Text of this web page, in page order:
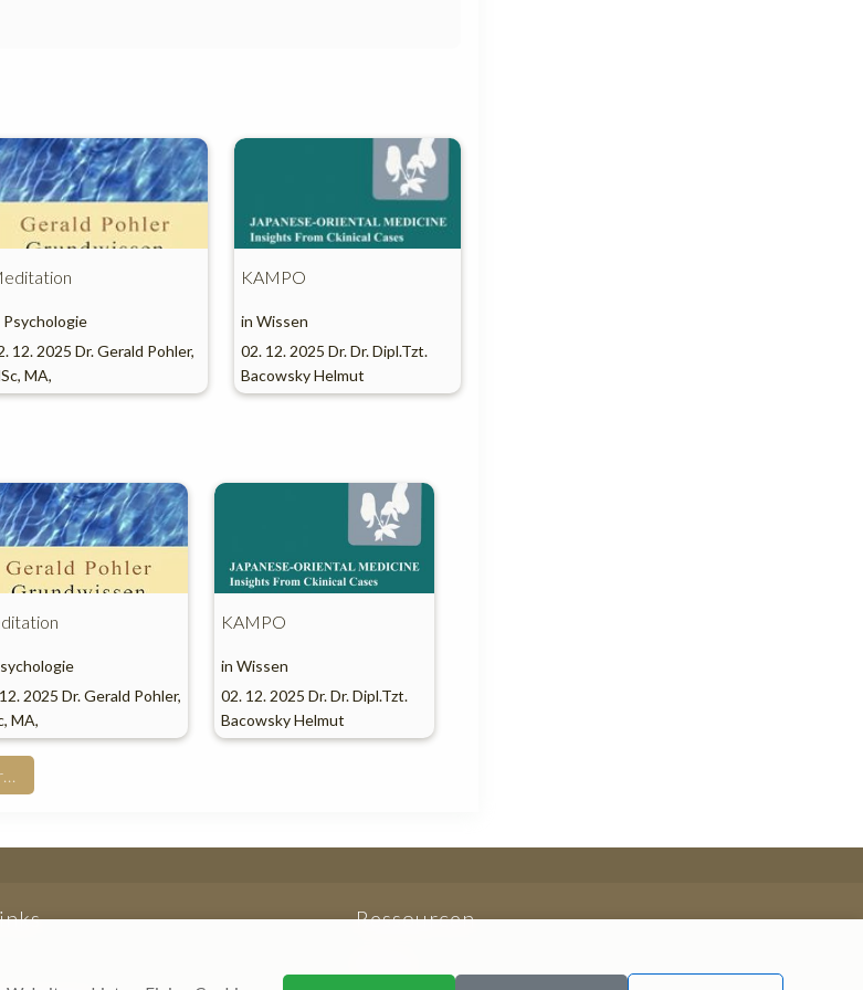
Psychologie
12. 2025 Dr. Gerald Pohler,
MA,
KAMPO
in Wissen
02. 12. 2025 Dr. Dr. Dipl.Tzt.
Bacowsky Helmut
2025 Dr. Gerald Pohler,
MA,
KAMPO
in Wissen
02. 12. 2025 Dr. Dr. Dipl.Tzt.
Bacowsky Helmut
Ressourcen